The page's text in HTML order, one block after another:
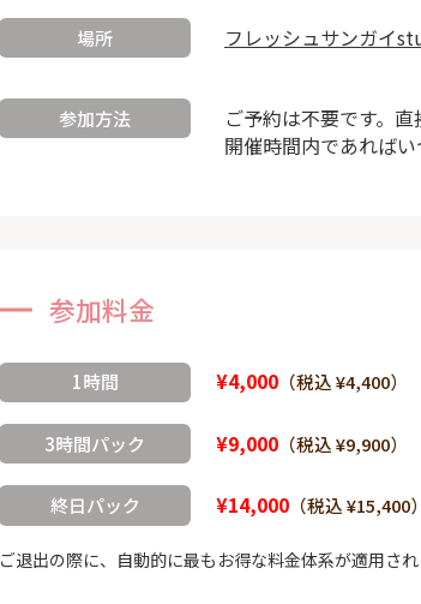
場所 フレッシュサンガイ
参加方法
ご予約は不要です。直
開催時間内であればい
参加料金
1時間 ¥4,000 （税込 ¥4,400）
3時間パック ¥9,000 （税込 ¥9,900）
終日パック ¥14,000 （税込 ¥15,400）
ご退出の際に、自動的に最もお得な料金体系が適用され